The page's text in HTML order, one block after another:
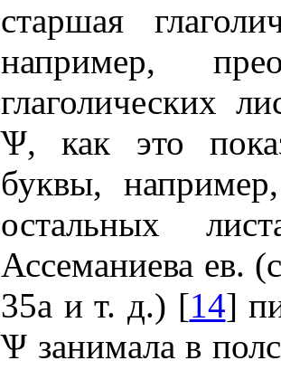
старшая
например,
глаголических
Ѱ, как это
буквы,
остальных
Ассеманиева ев.
35а и т. д.) [14]
Ѱ занимала в